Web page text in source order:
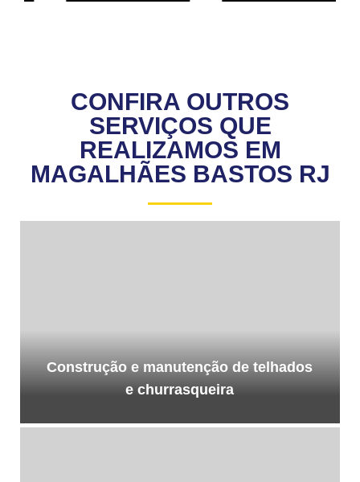
CONFIRA OUTROS
SERVIÇOS QUE
REALIZAMOS EM
MAGALHÃES BASTOS RJ
Construção e manutenção de telhados
e churrasqueira